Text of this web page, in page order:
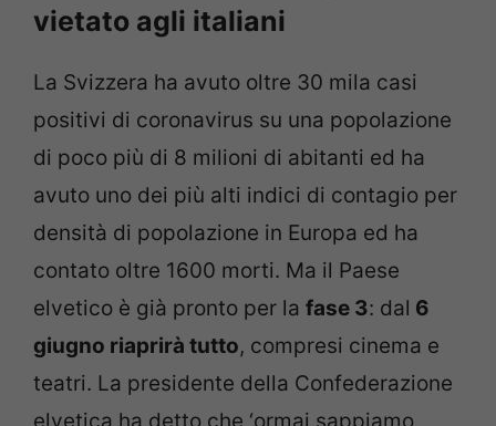
vietato agli italiani
La Svizzera ha avuto oltre 30 mila casi
positivi di coronavirus su una popolazione
di poco più di 8 milioni di abitanti ed ha
avuto uno dei più alti indici di contagio per
densità di popolazione in Europa ed ha
contato oltre 1600 morti. Ma il Paese
elvetico è già pronto per la fase 3: dal 6
giugno riaprirà tutto, compresi cinema e
teatri. La presidente della Confederazione